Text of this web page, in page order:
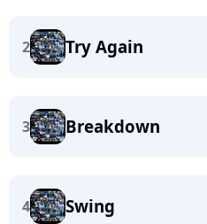
2 Try Again
3 Breakdown
4 Swing